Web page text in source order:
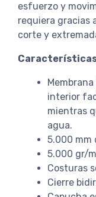
esfuerzo y
requiera gracias
corte y
Membrana
interior
mientras
agua.
5.000 mm
5.000 gr/
Costuras
Cierre